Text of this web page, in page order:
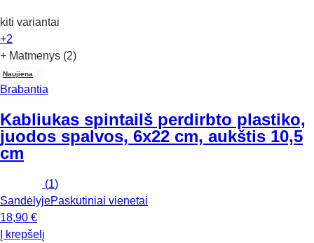
kiti variantai
+2
+ Matmenys (2)
Naujiena
Brabantia
Kabliukas spintaiIš perdirbto plastiko,
juodos spalvos, 6x22 cm, aukštis 10,5
cm
(1)
SandėlyjePaskutiniai vienetai
18,90 €
Į krepšelį